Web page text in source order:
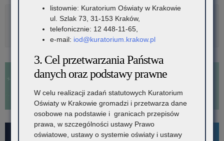
Rozwiń
Metryka
For Foreigners
listownie: Kuratorium Oświaty w Krakowie
ul. Szlak 73, 31-153 Kraków,
telefonicznie: 12 448-11-65,
e-mail: iod@kuratorium.krakow.pl
3. Cel przetwarzania Państwa
danych oraz podstawy prawne
W celu realizacji zadań statutowych Kuratorium
Oświaty w Krakowie gromadzi i przetwarza dane
osobowe na podstawie i granicach przepisów
prawa, w szczególności ustawy Prawo
oświatowe, ustawy o systemie oświaty i ustawy